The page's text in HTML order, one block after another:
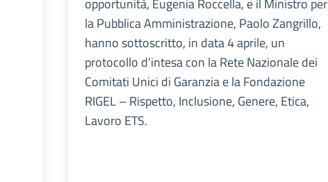
la Pubblica Amministrazione, Paolo Zangrillo,
hanno sottoscritto, in data 4 aprile, un
protocollo d’intesa con la Rete Nazionale dei
Comitati Unici di Garanzia e la Fondazione
RIGEL – Rispetto, Inclusione, Genere, Etica,
Lavoro ETS.